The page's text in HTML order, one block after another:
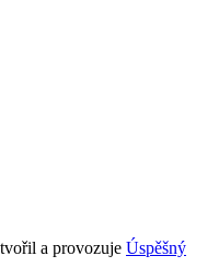
a provozuje Úspěšný